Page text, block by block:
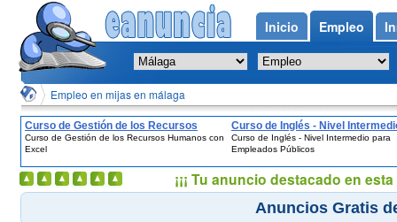
Empleo en mijas en málaga
Curso de Gestión de los Recursos
Humanos con Excel
Curso de Gestión de los Recursos Humanos con
Excel
Curso de Inglés - Nivel
Empleados Públicos
Curso de Inglés - Nivel Intermedio para
Empleados Públicos
Anuncios Gratis
Inicio Empleo
¡¡¡ Tu anuncio destacado en